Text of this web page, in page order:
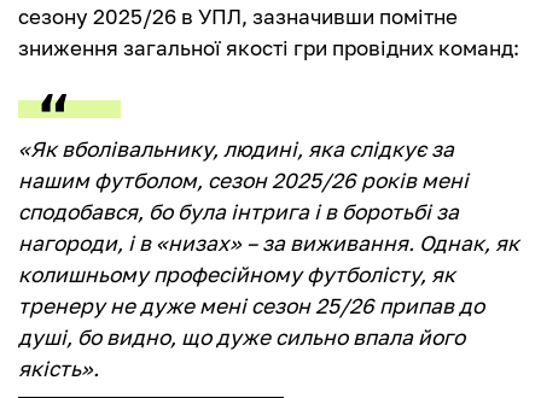
сезону 2025/26 в УПЛ, зазначивши помітне
зниження загальної якості гри провідних команд:
«Як вболівальнику, людині, яка слідкує за
нашим футболом, сезон 2025/26 років мені
сподобався, бо була інтрига і в боротьбі за
нагороди, і в «низах» – за виживання. Однак, як
колишньому професійному футболісту, як
тренеру не дуже мені сезон 25/26 припав до
душі, бо видно, що дуже сильно впала його
якість».